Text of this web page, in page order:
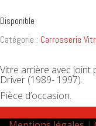
Disponible
Catégorie : Carrosserie
Vitre arrière avec joint
Driver (1989- 1997).
Pièce d’occasion.